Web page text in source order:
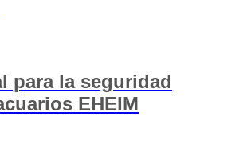
para la seguridad
EHEIM